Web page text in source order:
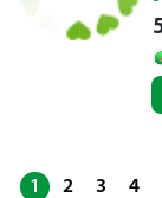
1 2 3 4